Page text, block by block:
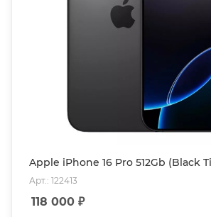
Apple iPhone 16 Pro 512Gb (Black
Арт.: 122413
118 000 ₽